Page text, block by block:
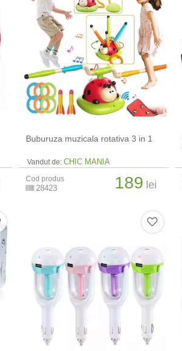
Buburuza muzicala rotativa 3 in 1
Vandut de: CHIC MANIA
Cod produs
28423 189 lei